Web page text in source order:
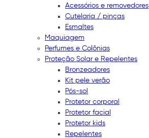
Acessórios e removedores
Cutelaria / pinças
Esmaltes
Maquiagem
Perfumes e Colônias
Proteção Solar e Repelentes
Bronzeadores
Kit pele verão
Pós-sol
Protetor corporal
Protetor facial
Protetor kids
Repelentes